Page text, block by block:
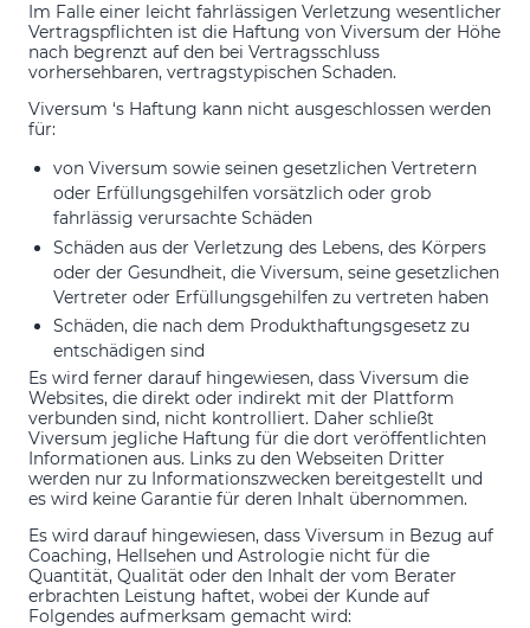
Im Falle einer leicht fahrlässigen Verletzung wesentlicher
Vertragspflichten ist die Haftung von Viversum der Höhe
nach begrenzt auf den bei Vertragsschluss
vorhersehbaren, vertragstypischen Schaden.
Viversum ‘s Haftung kann nicht ausgeschlossen werden
für:
von Viversum sowie seinen gesetzlichen Vertretern
oder Erfüllungsgehilfen vorsätzlich oder grob
fahrlässig verursachte Schäden
Schäden aus der Verletzung des Lebens, des Körpers
oder der Gesundheit, die Viversum, seine gesetzlichen
Vertreter oder Erfüllungsgehilfen zu vertreten haben
Schäden, die nach dem Produkthaftungsgesetz zu
entschädigen sind
Es wird ferner darauf hingewiesen, dass Viversum die
Websites, die direkt oder indirekt mit der Plattform
verbunden sind, nicht kontrolliert. Daher schließt
Viversum jegliche Haftung für die dort veröffentlichten
Informationen aus. Links zu den Webseiten Dritter
werden nur zu Informationszwecken bereitgestellt und
es wird keine Garantie für deren Inhalt übernommen.
Es wird darauf hingewiesen, dass Viversum in Bezug auf
Coaching, Hellsehen und Astrologie nicht für die
Quantität, Qualität oder den Inhalt der vom Berater
erbrachten Leistung haftet, wobei der Kunde auf
Folgendes aufmerksam gemacht wird: